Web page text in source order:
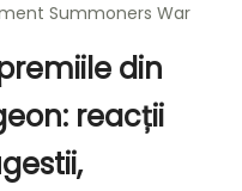
Summoners War
din
reacții